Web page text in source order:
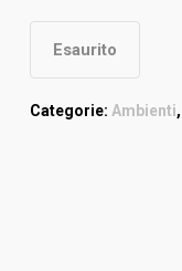
Esaurito
Categorie: Ambienti,